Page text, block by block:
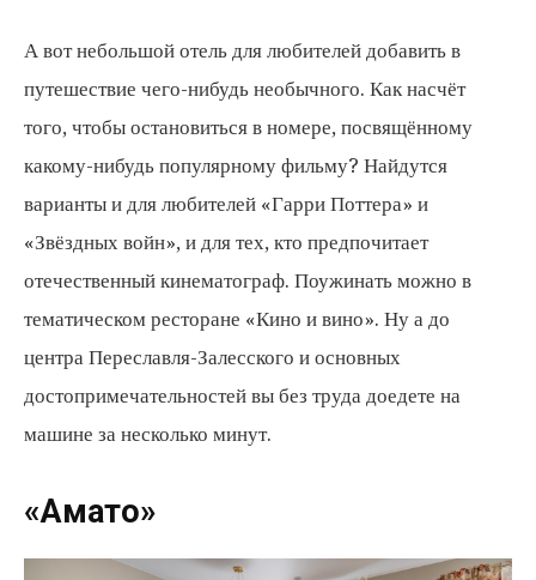
А вот небольшой отель для любителей добавить в
путешествие чего-нибудь необычного. Как насчёт
того, чтобы остановиться в номере, посвящённому
какому-нибудь популярному фильму? Найдутся
варианты и для любителей «Гарри Поттера» и
«Звёздных войн», и для тех, кто предпочитает
отечественный кинематограф. Поужинать можно в
тематическом ресторане «Кино и вино». Ну а до
центра Переславля-Залесского и основных
достопримечательностей вы без труда доедете на
машине за несколько минут.
«Амато»